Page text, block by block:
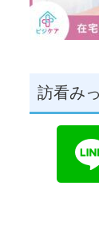
訪看み